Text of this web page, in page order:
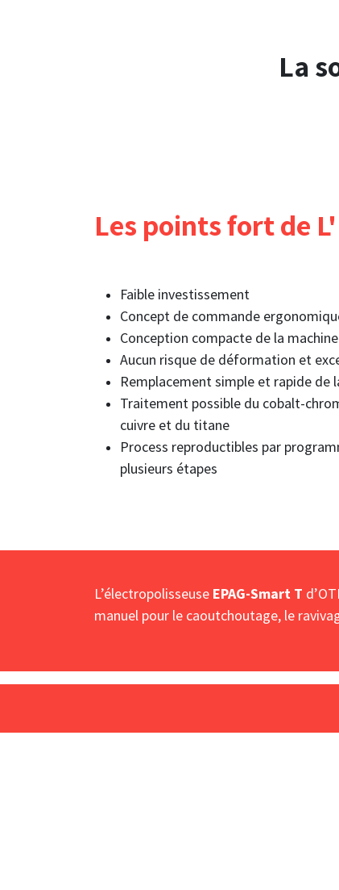
La
Les points fort de
Faible investissement
Concept de commande
Conception compacte de la machine
Aucun risque de déformation et
Remplacement simple et rapide de
Traitement possible du cobalt-
cuivre et du titane
Process reproductibles par
plusieurs étapes
L’électropolisseuse EPAG-Smart T
manuel pour le caoutchoutage, le